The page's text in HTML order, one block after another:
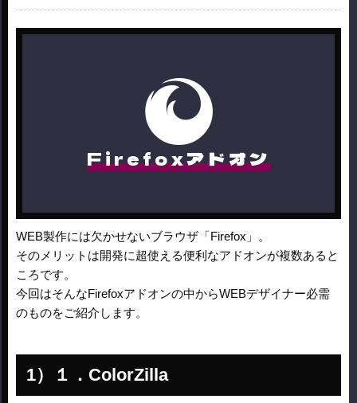
Firefoxアドオン
WEB製作には欠かせないブラウザ「Firefox」。
そのメリットは開発に超使える便利なアドオンが複数あると
ころです。
今回はそんなFirefoxアドオンの中からWEBデザイナー必需
のものをご紹介します。
１．ColorZilla